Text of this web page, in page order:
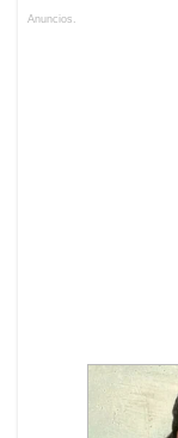
Anuncios.